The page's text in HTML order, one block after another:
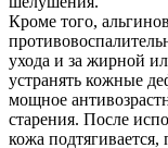
Кроме того,
ухода и за жирной
устранять кожные
мощное
старения. После
кожа подтягивается,